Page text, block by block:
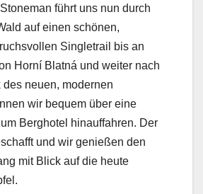
führt uns nun durch
auf einen schönen,
Singletrail bis an
Horní Blatná und weiter nach
neuen, modernen
wir bequem über eine
Berghotel hinauffahren. Der
und wir genießen den
mit Blick auf die heute